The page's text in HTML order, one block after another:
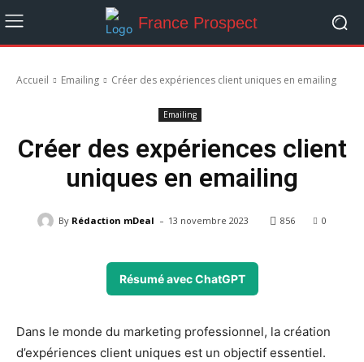
France Prospect
Accueil Emailing Créer des expériences client uniques en emailing
Emailing
Créer des expériences client
uniques en emailing
By Rédaction mDeal - 13 novembre 2023 856 0
Résumé avec ChatGPT
Dans le monde du marketing professionnel, la création
d’expériences client uniques est un objectif essentiel.